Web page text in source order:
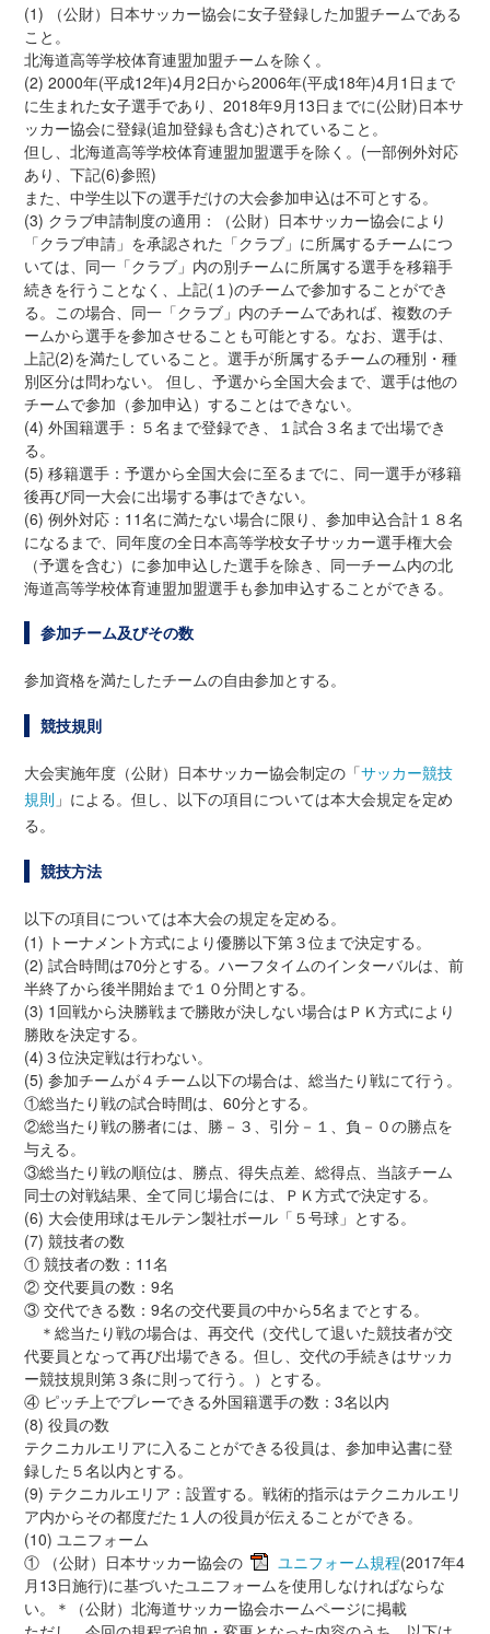
(1) （公財）日本サッカー協会に女子登録した加盟チームである
こと。
北海道高等学校体育連盟加盟チームを除く。
(2) 2000年(平成12年)4月2日から2006年(平成18年)4月1日まで
に生まれた女子選手であり、2018年9月13日までに(公財)日本サ
ッカー協会に登録(追加登録も含む)されていること。
但し、北海道高等学校体育連盟加盟選手を除く。(一部例外対応
あり、下記(6)参照)
また、中学生以下の選手だけの大会参加申込は不可とする。
(3) クラブ申請制度の適用：（公財）日本サッカー協会により
「クラブ申請」を承認された「クラブ」に所属するチームにつ
いては、同一「クラブ」内の別チームに所属する選手を移籍手
続きを行うことなく、上記(１)のチームで参加することができ
る。この場合、同一「クラブ」内のチームであれば、複数のチ
ームから選手を参加させることも可能とする。なお、選手は、
上記(2)を満たしていること。選手が所属するチームの種別・種
別区分は問わない。 但し、予選から全国大会まで、選手は他の
チームで参加（参加申込）することはできない。
(4) 外国籍選手：５名まで登録でき、１試合３名まで出場でき
る。
(5) 移籍選手：予選から全国大会に至るまでに、同一選手が移籍
後再び同一大会に出場する事はできない。
(6) 例外対応：11名に満たない場合に限り、参加申込合計１８名
になるまで、同年度の全日本高等学校女子サッカー選手権大会
（予選を含む）に参加申込した選手を除き、同一チーム内の北
海道高等学校体育連盟加盟選手も参加申込することができる。
参加チーム及びその数
参加資格を満たしたチームの自由参加とする。
競技規則
大会実施年度（公財）日本サッカー協会制定の「サッカー競技
規則 」による。但し、以下の項目については本大会規定を定め
る。
競技方法
以下の項目については本大会の規定を定める。
(1) トーナメント方式により優勝以下第３位まで決定する。
(2) 試合時間は70分とする。ハーフタイムのインターバルは、前
半終了から後半開始まで１０分間とする。
(3) 1回戦から決勝戦まで勝敗が決しない場合はＰＫ方式により
勝敗を決定する。
(4)３位決定戦は行わない。
(5) 参加チームが４チーム以下の場合は、総当たり戦にて行う。
①総当たり戦の試合時間は、60分とする。
②総当たり戦の勝者には、勝－３、引分－１、負－０の勝点を
与える。
③総当たり戦の順位は、勝点、得失点差、総得点、当該チーム
同士の対戦結果、全て同じ場合には、ＰＫ方式で決定する。
(6) 大会使用球はモルテン製社ボール「５号球」とする。
(7) 競技者の数
① 競技者の数：11名
② 交代要員の数：9名
③ 交代できる数：9名の交代要員の中から5名までとする。
＊総当たり戦の場合は、再交代（交代して退いた競技者が交
代要員となって再び出場できる。但し、交代の手続きはサッカ
ー競技規則第３条に則って行う。）とする。
④ ピッチ上でプレーできる外国籍選手の数：3名以内
(8) 役員の数
テクニカルエリアに入ることができる役員は、参加申込書に登
録した５名以内とする。
(9) テクニカルエリア：設置する。戦術的指示はテクニカルエリ
ア内からその都度だた１人の役員が伝えることができる。
(10) ユニフォーム
① （公財）日本サッカー協会の
ユニフォーム規程(2017年4
月13日施行)に基づいたユニフォームを使用しなければならな
い。＊（公財）北海道サッカー協会ホームページに掲載